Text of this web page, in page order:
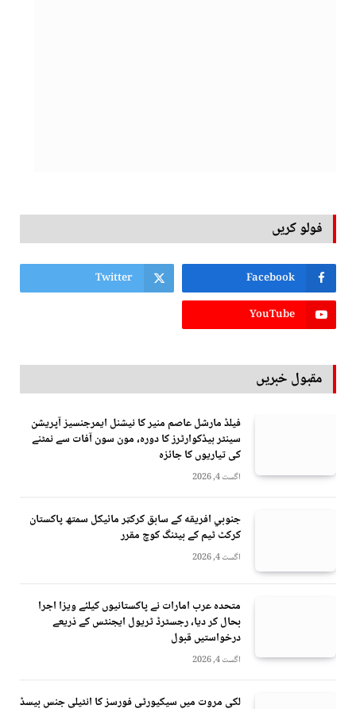
فولو کریں
Facebook
Twitter
YouTube
مقبول خبریں
فیلڈ مارشل عاصم منیر کا نیشنل ایمرجنسیز آپریشن
سینٹر ہیڈکوارٹرز کا دورہ، مون سون آفات سے نمٹنے
کی تیاریوں کا جائزہ
اگست 4, 2026
جنوبي افريقه کے سابق کرکټر مائیکل سمتھ پاکستان
کرکٹ ٹیم کے بیٹنگ کوچ مقرر
اگست 4, 2026
متحدہ عرب امارات نے پاکستانیوں کیلئے ویزا اجرا
بحال کر دیا، رجسٹرڈ ٹریول ایجنٹس کے ذریعے
درخواستیں قبول
اگست 4, 2026
لکی مروت میں سیکیورٹی فورسز کا انٹیلی جنس بیسڈ